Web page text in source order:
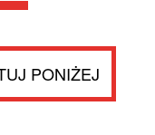
PONIŻEJ